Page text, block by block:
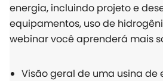
energia, incluindo projeto e
equipamentos, uso de
webinar você aprenderá mais
Visão geral de uma usina de